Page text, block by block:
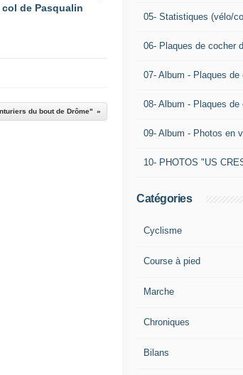
col de Pasqualin
du bout de Drôme"
05- Statistiques (vélo/
06- Plaques de cocher
07- Album - Plaques de
08- Album - Plaques
09- Album - Photos en
10- PHOTOS "US
Catégories
Cyclisme
Course à pied
Marche
Chroniques
Bilans